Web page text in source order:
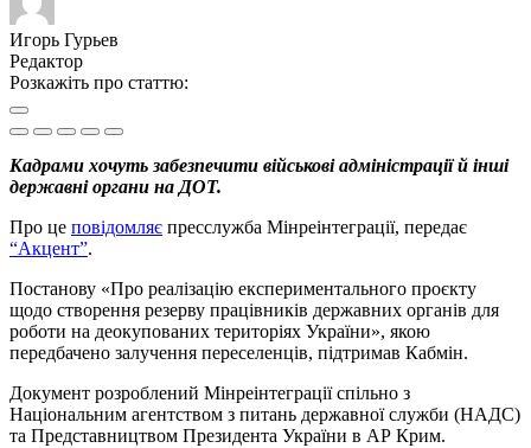
Игорь Гурьев
Редактор
Розкажіть про статтю:
Кадрами хочуть забезпечити військові адміністрації й інші
державні органи на ДОТ.
Про це повідомляє пресслужба Мінреінтеграції, передає
“Акцент”.
Постанову «Про реалізацію експериментального проєкту
щодо створення резерву працівників державних органів для
роботи на деокупованих територіях України», якою
передбачено залучення переселенців, підтримав Кабмін.
Документ розроблений Мінреінтеграції спільно з
Національним агентством з питань державної служби (НАДС)
та Представництвом Президента України в АР Крим.